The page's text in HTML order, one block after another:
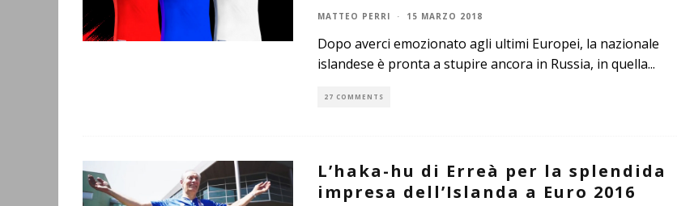
MATTEO PERRI · 15 MARZO 2018
Dopo averci emozionato agli ultimi Europei, la nazionale
islandese è pronta a stupire ancora in Russia, in quella...
27 COMMENTS
L’haka-hu di Erreà per la splendida
impresa dell’Islanda a Euro 2016